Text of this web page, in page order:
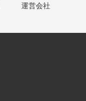
運営会社